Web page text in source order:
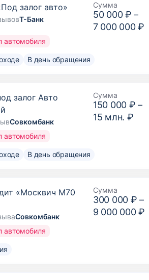
залог авто»
Т-Банк
Сумма
50 000 ₽ –
7 000 000 ₽
автомобиля
В день обращения
залог Авто
Совкомбанк
Сумма
150 000 ₽ –
15 млн. ₽
автомобиля
В день обращения
«Москвич М70
Совкомбанк
Сумма
300 000 ₽ –
9 000 000 ₽
автомобиля